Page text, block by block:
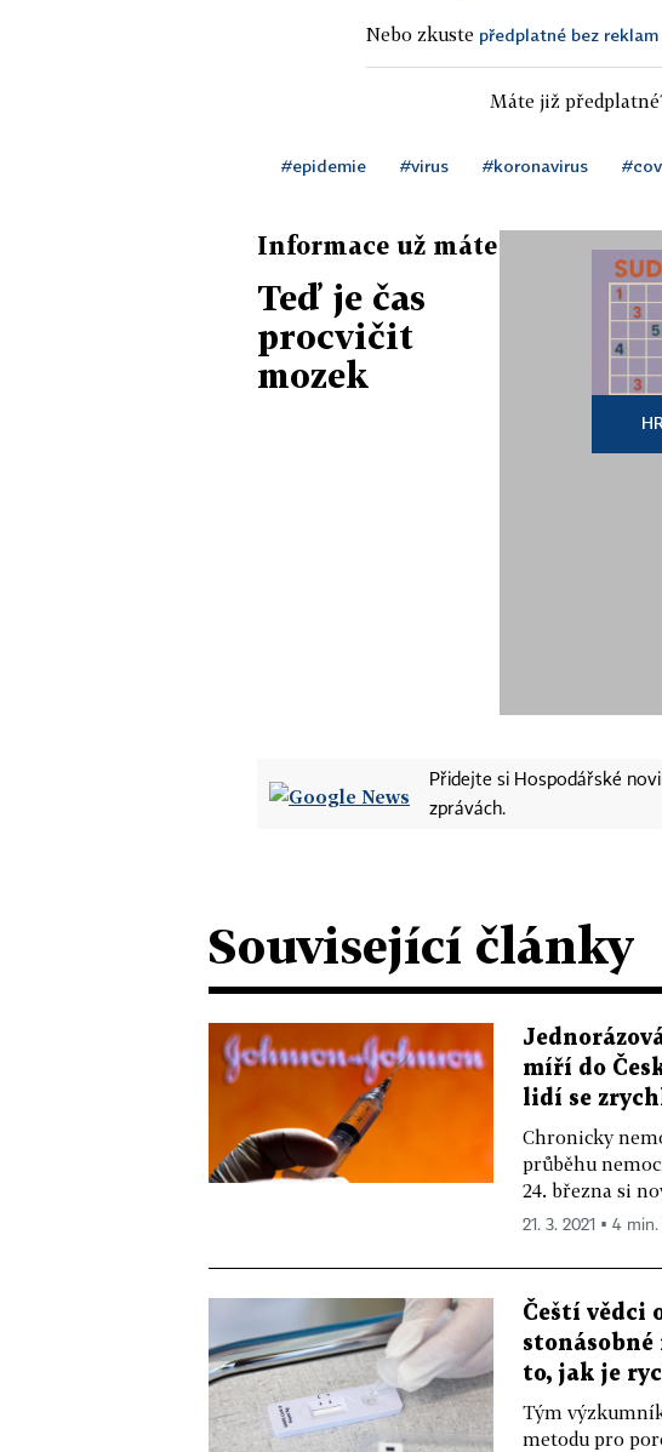
Nebo zkuste předplatné bez
Máte již
#epidemie #virus #koronavirus
Informace už máte
Teď je čas
procvičit
mozek
Přidejte si Hospodářské
zprávách.
Související články
míří do
lidí se
Chronicky
průběhu
24. března si
21. 3. 2021 ▪ 4
Čeští vědci
to, jak je
Tým
metodu pro